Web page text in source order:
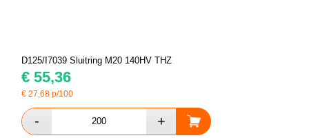
D125/I7039 Sluitring M20 140HV THZ
€ 55,36
€27,68 p/100